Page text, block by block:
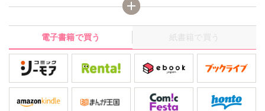
られたいの…っ!! 夏生恒「Sの鍵 Mの鍵穴」ほか、桜野なゆな
「書庫のひみつ」、鮎川いゆ「兄妹―秘密の愛撫―」等、普通の
ラブストーリーでは物足りない、禁断のLOVE＆Hを体験してみた
いアナタにオススメのコミックです。
電子書籍で買う 紙書籍で買う